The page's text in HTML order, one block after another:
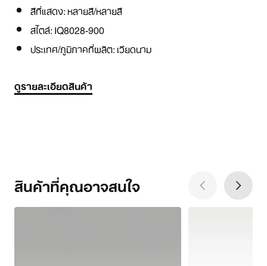
สีที่แสดง:หลายสี/หลายสี
สไตล์:IQ8028-900
ประเทศ/ภูมิภาคที่ผลิต: เวียดนาม
ดูรายละเอียดสินค้า
สินค้าที่คุณอาจสนใจ